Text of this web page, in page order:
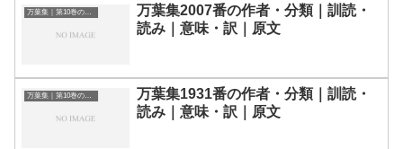
万葉集｜第10巻の和歌一覧
万葉集2007番の作者・分類｜訓読・
読み｜意味・訳｜原文
万葉集｜第10巻の和歌一覧
万葉集1931番の作者・分類｜訓読・
読み｜意味・訳｜原文